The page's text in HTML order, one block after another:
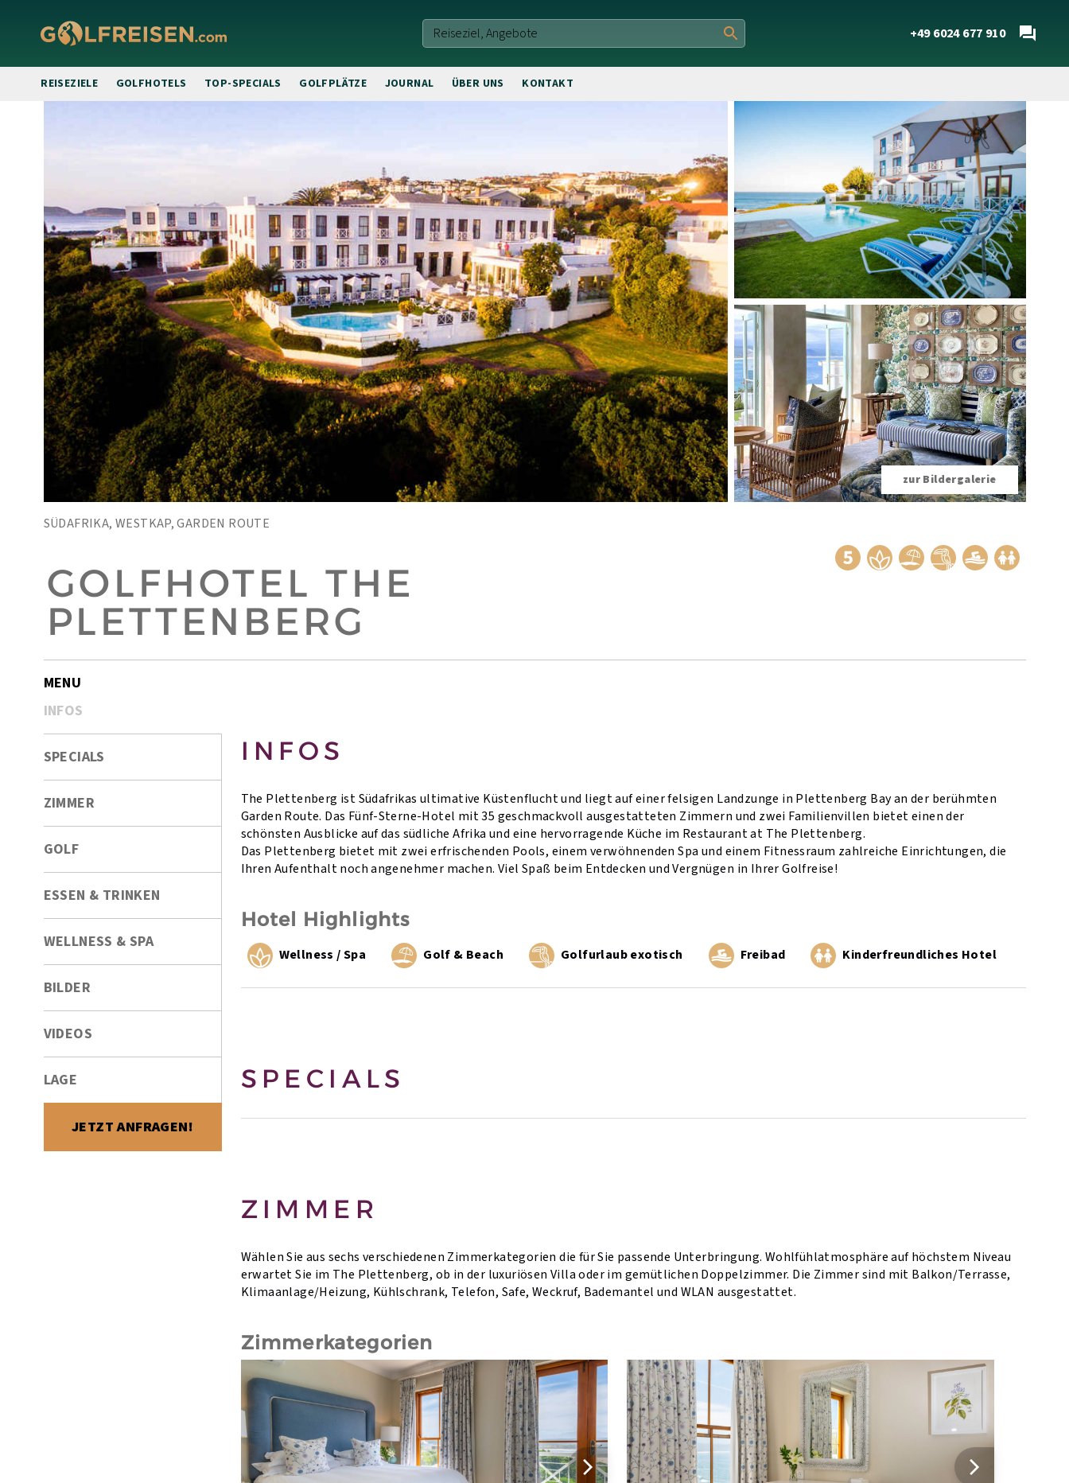
+49 6024 677 910
REISEZIELE GOLFHOTELS TOP-SPECIALS GOLFPLÄTZE JOURNAL ÜBER UNS KONTAKT
zur Bildergalerie
SÜDAFRIKA, WESTKAP, GARDEN ROUTE
GOLFHOTEL THE
PLETTENBERG
MENU
INFOS
SPECIALS
ZIMMER
GOLF
ESSEN & TRINKEN
WELLNESS & SPA
BILDER
VIDEOS
LAGE
JETZT ANFRAGEN!
INFOS
The Plettenberg ist Südafrikas ultimative Küstenflucht und liegt auf einer felsigen Landzunge in Plettenberg Bay an der berühmten
Garden Route. Das Fünf-Sterne-Hotel mit 35 geschmackvoll ausgestatteten Zimmern und zwei Familienvillen bietet einen der
schönsten Ausblicke auf das südliche Afrika und eine hervorragende Küche im Restaurant at The Plettenberg.
Das Plettenberg bietet mit zwei erfrischenden Pools, einem verwöhnenden Spa und einem Fitnessraum zahlreiche Einrichtungen, die
Ihren Aufenthalt noch angenehmer machen. Viel Spaß beim Entdecken und Vergnügen in Ihrer Golfreise!
Hotel Highlights
Wellness / Spa Golf & Beach Golfurlaub exotisch Freibad Kinderfreundliches Hotel
SPECIALS
ZIMMER
Wählen Sie aus sechs verschiedenen Zimmerkategorien die für Sie passende Unterbringung. Wohlfühlatmosphäre auf höchstem Niveau
erwartet Sie im The Plettenberg, ob in der luxuriösen Villa oder im gemütlichen Doppelzimmer. Die Zimmer sind mit Balkon/Terrasse,
Klimaanlage/Heizung, Kühlschrank, Telefon, Safe, Weckruf, Bademantel und WLAN ausgestattet.
Zimmerkategorien